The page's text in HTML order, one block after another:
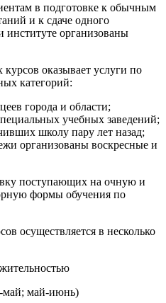
в подготовке к обычным
и к сдаче одного
институте организованы
оказывает услуги по
категорий:
города и области;
учебных заведений;
школу пару лет назад;
организованы воскресные и
поступающих на очную и
формы обучения по
осуществляется в несколько
май; май-июнь)